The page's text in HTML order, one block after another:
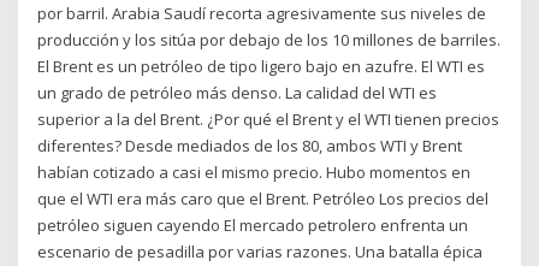
por barril. Arabia Saudí recorta agresivamente sus niveles de
producción y los sitúa por debajo de los 10 millones de barriles.
El Brent es un petróleo de tipo ligero bajo en azufre. El WTI es
un grado de petróleo más denso. La calidad del WTI es
superior a la del Brent. ¿Por qué el Brent y el WTI tienen precios
diferentes? Desde mediados de los 80, ambos WTI y Brent
habían cotizado a casi el mismo precio. Hubo momentos en
que el WTI era más caro que el Brent. Petróleo Los precios del
petróleo siguen cayendo El mercado petrolero enfrenta un
escenario de pesadilla por varias razones. Una batalla épica